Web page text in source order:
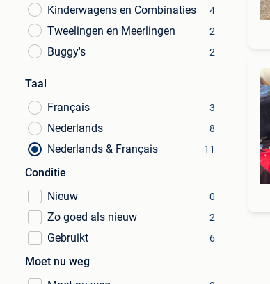
Kinderwagens en Combinaties
4
Tweelingen en Meerlingen 2
Buggy's 2
Taal
Français
3
Nederlands 8
Nederlands & Français 11
Conditie
Nieuw
0
Zo goed als nieuw 2
Gebruikt 6
Moet nu weg